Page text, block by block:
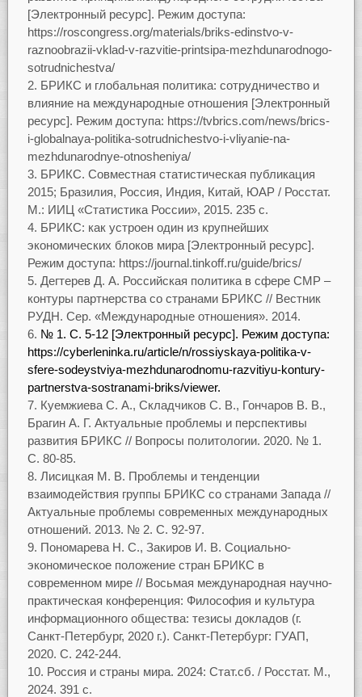
[Электронный ресурс]. Режим доступа:
https://roscongress.org/materials/briks-edinstvo-v-
raznoobrazii-vklad-v-razvitie-printsipa-mezhdunarodnogo-
sotrudnichestva/
БРИКС и глобальная политика: сотрудничество и
влияние на международные отношения [Электронный
ресурс]. Режим доступа: https://tvbrics.com/news/brics-
i-globalnaya-politika-sotrudnichestvo-i-vliyanie-na-
mezhdunarodnye-otnosheniya/
БРИКС. Совместная статистическая публикация
2015; Бразилия, Россия, Индия, Китай, ЮАР / Росстат.
М.: ИИЦ «Статистика России», 2015. 235 с.
БРИКС: как устроен один из крупнейших
экономических блоков мира [Электронный ресурс].
Режим доступа: https://journal.tinkoff.ru/guide/brics/
Дегтерев Д. А. Российская политика в сфере СМР –
контуры партнерства со странами БРИКС // Вестник
РУДН. Сер. «Международные отношения». 2014.
№ 1. С. 5-12 [Электронный ресурс]. Режим доступа:
https://cyberleninka.ru/article/n/rossiyskaya-politika-v-
sfere-sodeystviya-mezhdunarodnomu-razvitiyu-kontury-
partnerstva-sostranami-briks/viewer.
Куемжиева С. А., Складчиков С. В., Гончаров В. В.,
Брагин А. Г. Актуальные проблемы и перспективы
развития БРИКС // Вопросы политологии. 2020. № 1.
С. 80-85.
Лисицкая М. В. Проблемы и тенденции
взаимодействия группы БРИКС со странами Запада //
Актуальные проблемы современных международных
отношений. 2013. № 2. С. 92-97.
Пономарева Н. С., Закиров И. В. Социально-
экономическое положение стран БРИКС в
современном мире // Восьмая международная научно-
практическая конференция: Философия и культура
информационного общества: тезисы докладов (г.
Санкт-Петербург, 2020 г.). Санкт-Петербург: ГУАП,
2020. С. 242-244.
Россия и страны мира. 2024: Стат.сб. / Росстат. M.,
2024. 391 c.